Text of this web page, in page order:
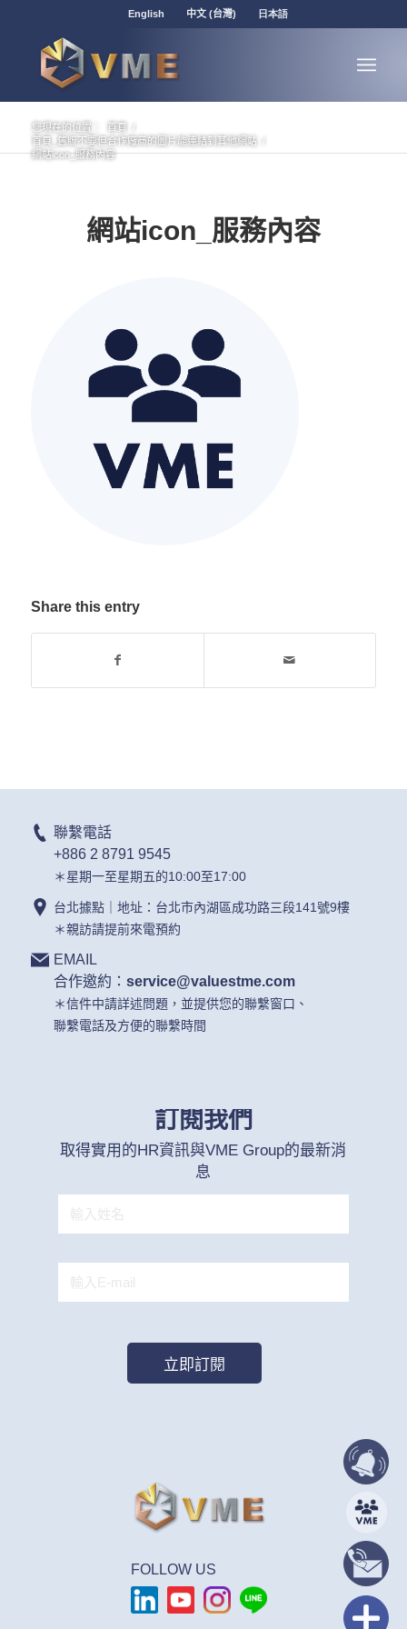
English 中文 (台灣) 日本語
您現在的位置： 首頁
首頁_舊版不要但合作廠商的圖片能連結到其他網站
網站icon_服務內容
網站icon_服務內容
Share this entry
聯繫電話
+886 2 8791 9545
＊星期一至星期五的10:00至17:00
台北據點｜地址：台北市內湖區成功路三段141號9樓
＊親訪請提前來電預約
EMAIL
合作邀約： service@valuestme.com
＊信件中請詳述問題，並提供您的聯繫窗口、
聯繫電話及方便的聯繫時間
訂閱我們
取得實用的HR資訊與VME Group的最新消
息
FOLLOW US